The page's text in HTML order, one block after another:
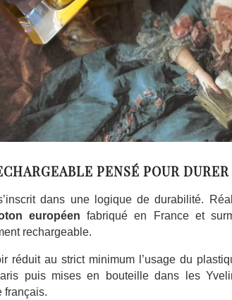
PENSÉ POUR DURER
dans une logique de durabilité.
européenfabriqué en France et
rechargeable.
réduit au strict minimum l’usage du
puis mises en bouteille dans les
français.